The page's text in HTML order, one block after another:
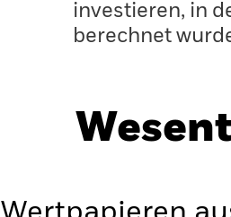
investieren, in
berechnet